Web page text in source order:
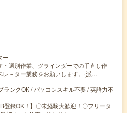
ー
・選別作業、グラインダーでの手直し作
レ－ター業務をお願いします。(派…
ランクOK / パソコンスキル不要 / 英語力不
登録OK！】〇未経験大歓迎！〇フリータ